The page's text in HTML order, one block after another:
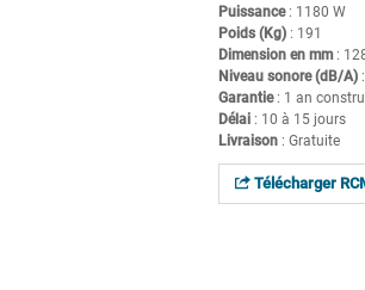
Puissance: 1180 W
Poids (Kg): 191
Dimension en mm:
Niveau sonore (dB/A):
Garantie: 1 an
Délai: 10 à 15 jours
Livraison: Gratuite
Télécharger